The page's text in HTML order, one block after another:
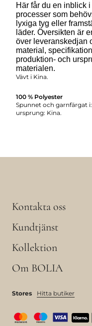
Här får du en inblick
processer som
lyxiga tyg eller
läder. Översikten är
över leveranskedjan
material,
produktion- och
materialen.
Vävt i Kina.
100 % Polyester
Spunnet och garnfärgat
ursprung: Kina.
Kontakta oss
Kundtjänst
Kollektion
Om BOLIA
Stores Hitta butiker